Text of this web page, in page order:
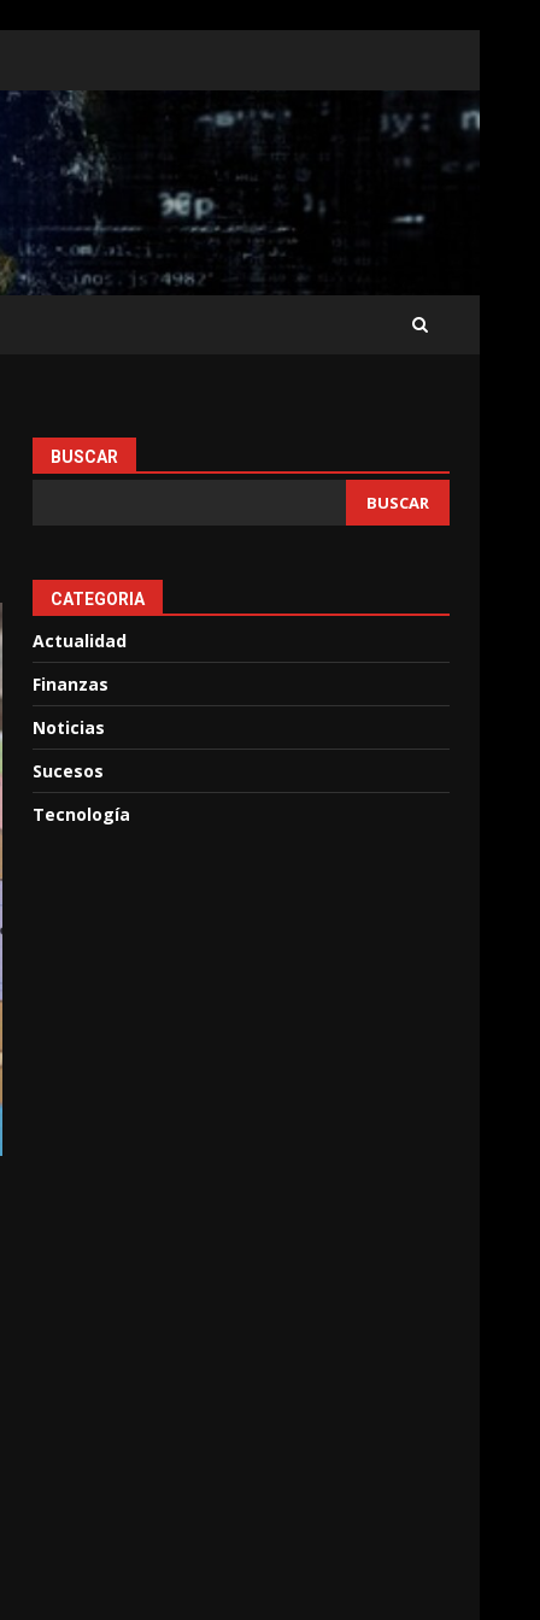
BUSCAR
BUSCAR
CATEGORIA
Actualidad
Finanzas
Noticias
Sucesos
Tecnología